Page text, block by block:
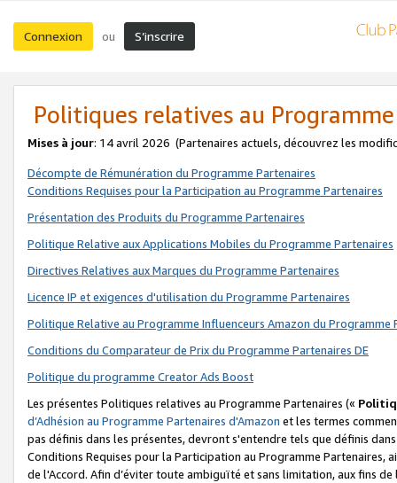
Connexion ou S’inscrire
Politiques relatives au
Mises à jour: 14 avril 2026 (Partenaires actuels, découvrez les
Décompte de Rémunération du Programme Partenaires
Conditions Requises pour la Participation au Programme Partenaires
Présentation des Produits du Programme Partenaires
Politique Relative aux Applications Mobiles du Programme Partenaires
Directives Relatives aux Marques du Programme Partenaires
Licence IP et exigences d'utilisation du Programme Partenaires
Politique Relative au Programme Influenceurs Amazon du Programme
Conditions du Comparateur de Prix du Programme Partenaires DE
Politique du programme Creator Ads Boost
Les présentes Politiques relatives au Programme Partenaires («
d’Adhésion au Programme Partenaires d'Amazon et les termes
pas définis dans les présentes, devront s'entendre tels que définis
Conditions Requises pour la Participation au Programme Partenaires,
de l'Accord. Afin d’éviter toute ambiguïté et sans limitation, aux fins